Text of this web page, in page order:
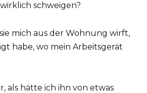
schweigen?
mich aus der Wohnung wirft,
habe, wo mein Arbeitsgerät
als hätte ich ihn von etwas